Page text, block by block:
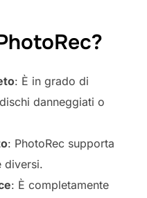
: È in grado di
danneggiati o
: PhotoRec supporta
diversi.
: È completamente